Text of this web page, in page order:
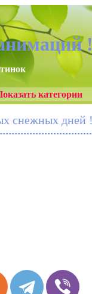
категории
снежных дней